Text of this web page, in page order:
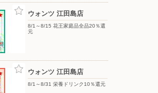
ウォンツ 江田島店
8/1～8/15 花王家庭品全品20％還
元
ウォンツ 江田島店
8/1～8/31 栄養ドリンク10％還元